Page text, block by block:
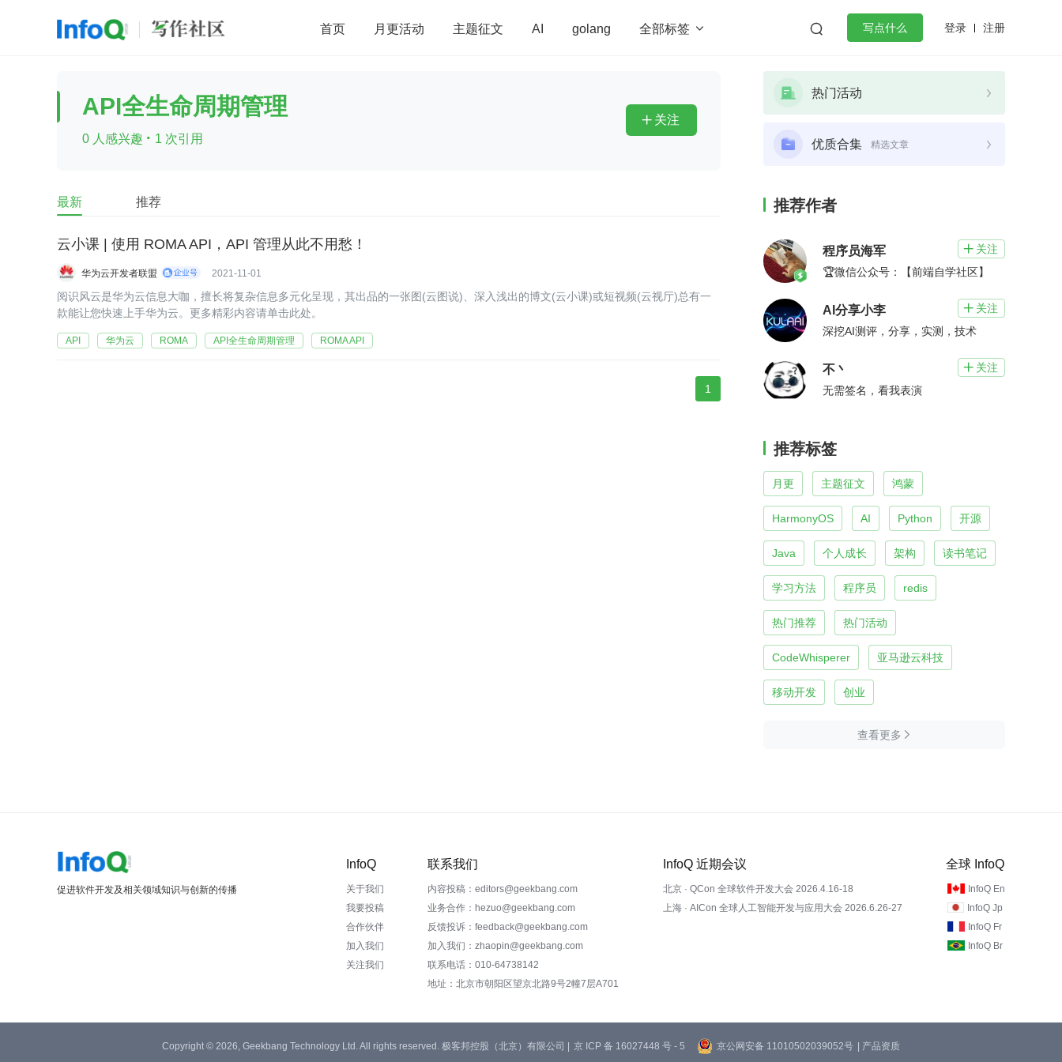
首页 月更活动 主题征文 AI golang 全部标签   写点什么 登录 注册
前端 AI 大数据 团队管理 redis
查看更多
API全生命周期管理
0 人感兴趣 · 1 次引用
 关注
最新 推荐
云小课 | 使用 ROMA API，API 管理从此不用愁！
华为云开发者联盟 2021-11-01
阅识风云是华为云信息大咖，擅长将复杂信息多元化呈现，其出品的一张图(云图说)、深入浅出的博文(云小课)或短视频(云视厅)总有一
款能让您快速上手华为云。更多精彩内容请单击此处。
API 华为云 ROMA API全生命周期管理 ROMA API
1
热门活动
优质合集 精选文章
推荐作者
程序员海军  关注
🏆微信公众号：【前端自学社区】
AI分享小李  关注
深挖AI测评，分享，实测，技术
不丶  关注
无需签名，看我表演
推荐标签
月更 主题征文 鸿蒙
HarmonyOS AI Python 开源
Java 个人成长 架构 读书笔记
学习方法 程序员 redis
热门推荐 热门活动
CodeWhisperer 亚马逊云科技
移动开发 创业
查看更多 
促进软件开发及相关领域知识与创新的传播
InfoQ
关于我们
我要投稿
合作伙伴
加入我们
关注我们
联系我们
内容投稿：editors@geekbang.com
业务合作：hezuo@geekbang.com
反馈投诉：feedback@geekbang.com
加入我们：zhaopin@geekbang.com
联系电话：010-64738142
地址：北京市朝阳区望京北路9号2幢7层A701
InfoQ 近期会议
北京 · QCon 全球软件开发大会 2026.4.16-18
上海 · AICon 全球人工智能开发与应用大会 2026.6.26-27
全球 InfoQ
InfoQ En
InfoQ Jp
InfoQ Fr
InfoQ Br
Copyright © 2026, Geekbang Technology Ltd. All rights reserved. 极客邦控股（北京）有限公司 | 京 ICP 备 16027448 号 - 5 京公网安备 11010502039052号 | 产品资质